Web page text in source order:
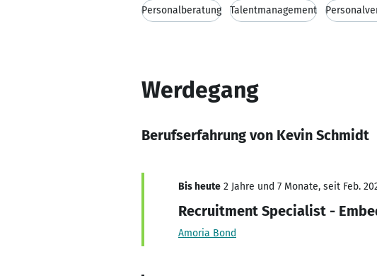
Personalberatung Talentmanagement
Werdegang
Berufserfahrung von Kevin Schmidt
Bis heute 2 Jahre und 7 Monate, seit Feb.
Recruitment Specialist -
Amoria Bond